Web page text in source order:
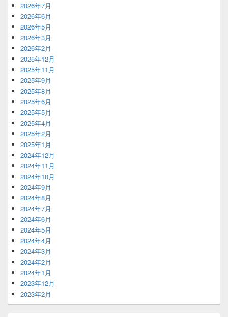
2026年7月
2026年6月
2026年5月
2026年3月
2026年2月
2025年12月
2025年11月
2025年9月
2025年8月
2025年6月
2025年5月
2025年4月
2025年2月
2025年1月
2024年12月
2024年11月
2024年10月
2024年9月
2024年8月
2024年7月
2024年6月
2024年5月
2024年4月
2024年3月
2024年2月
2024年1月
2023年12月
2023年2月